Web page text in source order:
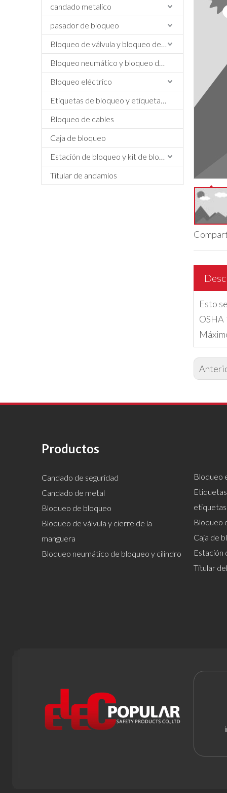
candado metalico
pasador de bloqueo
Bloqueo de válvula y bloqueo de manguera
Bloqueo neumático y bloqueo de cilindros
Bloqueo eléctrico
Etiquetas de bloqueo y etiquetado, etiquetas y letreros
Bloqueo de cables
Caja de bloqueo
Estación de bloqueo y kit de bloqueo
Titular de andamios
Esto
OSHA
Productos
Candado de seguridad
Candado de metal
Bloqueo de bloqueo
Bloqueo de válvula y cierre de la
manguera
Bloqueo neumático de bloqueo y cilindro
Bloqueo
Bloqueo
Caja de
Estación
Titular